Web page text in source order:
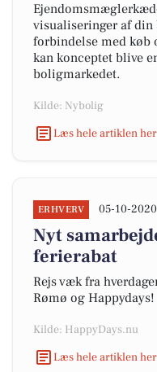
visualiseringer af
forbindelse med
kan konceptet blive
boligmarkedet.
Kilde: Nybolig
Læs hele artiklen her
ERHVERV 05-10-
Nyt
ferierabat
Rejs væk fra
Rømø og Happydays!
Kilde: HappyDays.nu
Læs hele artiklen her